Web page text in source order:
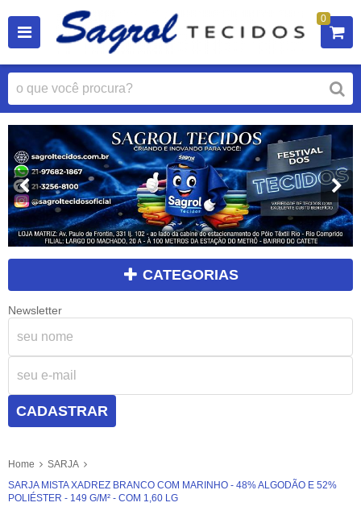
0
CATEGORIAS
Newsletter
CADASTRAR
Home
SARJA
SARJA MISTA XADREZ BRANCO COM MARINHO - 48% ALGODÃO E 52%
POLIÉSTER - 149 G/M² - COM 1,60 LG